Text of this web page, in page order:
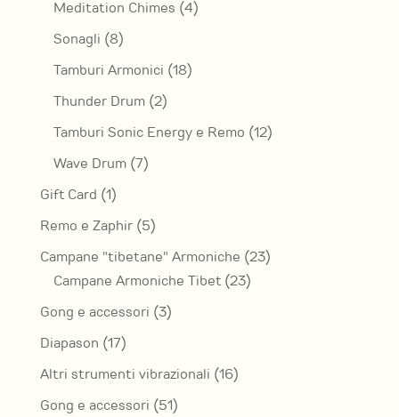
Meditation Chimes 44
Sonagli 88
prodotti
Tamburi Armonici 1818
Thunder Drum 22
prodotti
Tamburi Sonic Energy e Remo 1212
Wave Drum 77
Gift Card 11
prodotto
Remo e Zaphir 55
prodotti
Campane "tibetane" Armoniche 2323
Campane Armoniche Tibet 2323
Gong e accessori 33
Diapason 1717
prodotti
Altri strumenti vibrazionali 1616
Gong e accessori 5151